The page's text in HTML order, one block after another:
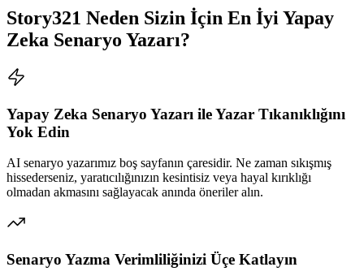
Story321 Neden Sizin İçin En İyi Yapay
Zeka Senaryo Yazarı?
Yapay Zeka Senaryo Yazarı ile Yazar Tıkanıklığını
Yok Edin
AI senaryo yazarımız boş sayfanın çaresidir. Ne zaman sıkışmış
hissederseniz, yaratıcılığınızın kesintisiz veya hayal kırıklığı
olmadan akmasını sağlayacak anında öneriler alın.
Senaryo Yazma Verimliliğinizi Üçe Katlayın